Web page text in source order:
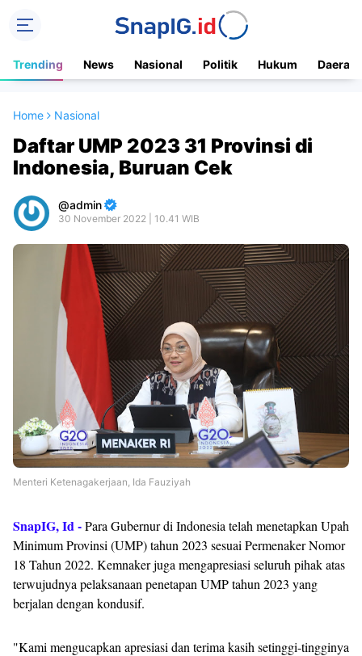
Trending News Nasional Politik Hukum Daerah
Home Nasional
Daftar UMP 2023 31 Provinsi di
Indonesia, Buruan Cek
admin
30 November 2022 | 10.41 WIB
Menteri Ketenagakerjaan, Ida Fauziyah
SnapIG, Id -Para Gubernur di Indonesia telah menetapkan Upah
Minimum Provinsi (UMP) tahun 2023 sesuai Permenaker Nomor
18 Tahun 2022. Kemnaker juga mengapresiasi seluruh pihak atas
terwujudnya pelaksanaan penetapan UMP tahun 2023 yang
berjalan dengan kondusif.
"Kami mengucapkan apresiasi dan terima kasih setinggi-tingginya